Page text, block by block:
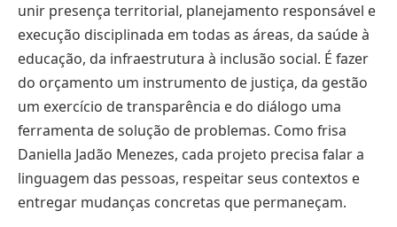
unir presença territorial, planejamento responsável e
execução disciplinada em todas as áreas, da saúde à
educação, da infraestrutura à inclusão social. É fazer
do orçamento um instrumento de justiça, da gestão
um exercício de transparência e do diálogo uma
ferramenta de solução de problemas. Como frisa
Daniella Jadão Menezes, cada projeto precisa falar a
linguagem das pessoas, respeitar seus contextos e
entregar mudanças concretas que permaneçam.